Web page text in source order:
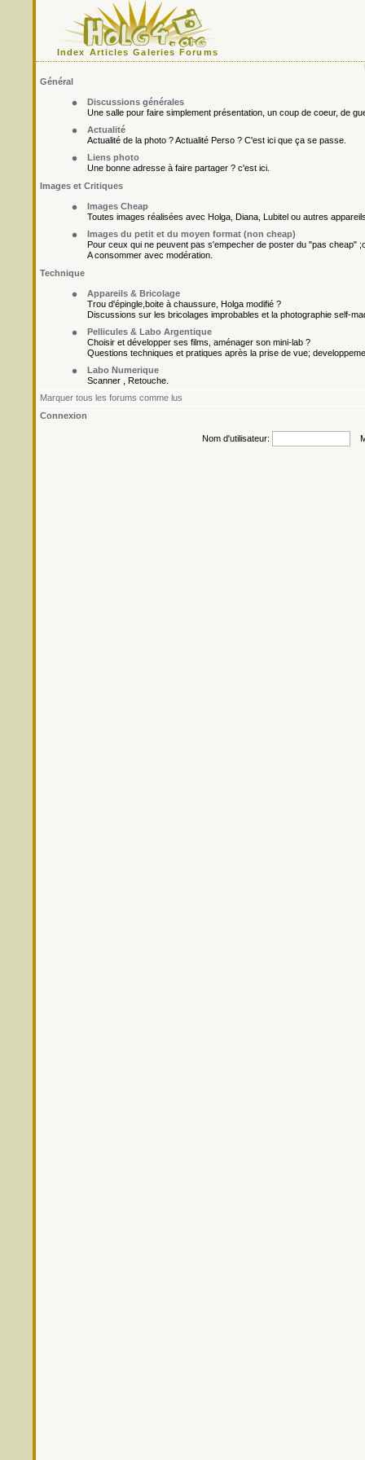
Index Articles Galeries Forums
Général
Discussions générales
Une salle pour faire simplement présentation, un coup de coeur, de
Actualité
Actualité de la photo ? Actualité Perso ? C'est ici que ça se passe.
Liens photo
Une bonne adresse à faire partager ? c'est ici.
Images et Critiques
Images Cheap
Toutes images réalisées avec Holga, Diana, Lubitel ou autres
Images du petit et du moyen format (non cheap)
Pour ceux qui ne peuvent pas s'empecher de poster du "pas cheap"
A consommer avec modération.
Technique
Appareils & Bricolage
Trou d'épingle,boite à chaussure, Holga modifié ?
Discussions sur les bricolages improbables et la photographie self-
Pellicules & Labo Argentique
Choisir et développer ses films, aménager son mini-lab ?
Questions techniques et pratiques après la prise de vue;
Labo Numerique
Scanner , Retouche.
Marquer tous les forums comme lus
Connexion
Nom d'utilisateur: